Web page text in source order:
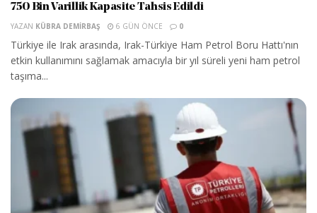
750 Bin Varillik Kapasite Tahsis Edildi
YAZAN KÜBRA DEMIRBAŞ 6 GÜN ÖNCE 0
Türkiye ile Irak arasında, Irak-Türkiye Ham Petrol Boru Hattı'nın
etkin kullanımını sağlamak amacıyla bir yıl süreli yeni ham petrol
taşıma...